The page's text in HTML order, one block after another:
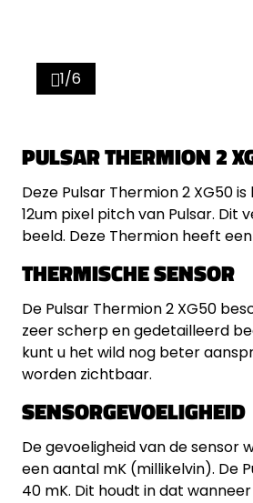
1/6
PULSAR THERMION 2
Deze Pulsar Thermion 2 XG50
12um pixel pitch van Pulsar.
beeld. Deze Thermion heeft
THERMISCHE SENSOR
De Pulsar Thermion 2 XG50
zeer scherp en gedetailleerd
kunt u het wild nog beter
worden zichtbaar.
SENSORGEVOELIGHEID
De gevoeligheid van de sensor
een aantal mK (millikelvin). De
40 mK. Dit houdt in dat